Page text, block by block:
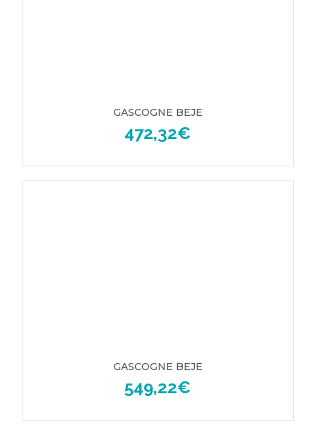
GASCOGNE BEJE
472,32€
GASCOGNE BEJE
549,22€